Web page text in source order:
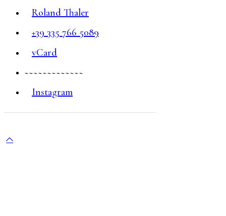
Roland Thaler
+39 335 766 5089
vCard
~~~~~~~~~~~~~
Instagram